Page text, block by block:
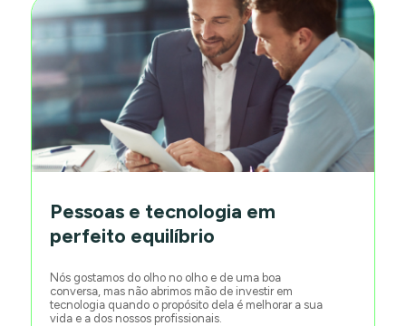
Pessoas e tecnologia em
perfeito equilíbrio
Nós gostamos do olho no olho e de uma boa
conversa, mas não abrimos mão de investir em
tecnologia quando o propósito dela é melhorar a sua
vida e a dos nossos profissionais.